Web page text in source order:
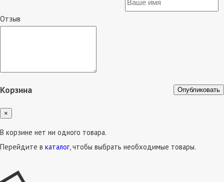
Отзыв
Опубликовать
Корзина
×
В корзине нет ни одного товара.
Перейдите в каталог, чтобы выбрать необходимые товары.